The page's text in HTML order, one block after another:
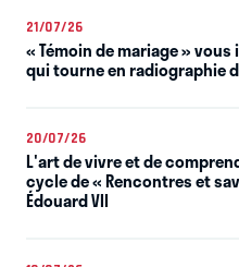
21/07/26
« Témoin de mariage »
qui tourne en radiographie
20/07/26
L'art de vivre et de
cycle de « Rencontres et
Édouard VII